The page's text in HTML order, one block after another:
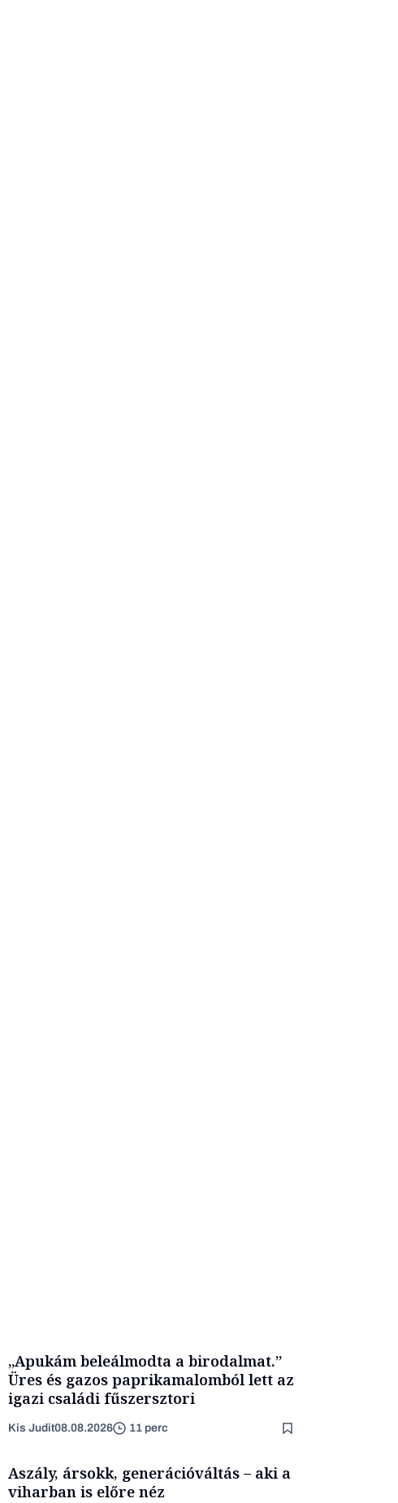
„Apukám beleálmodta a birodalmat.”
Üres és gazos paprikamalomból lett az
igazi családi fűszersztori
Kis Judit08.08.2026 11 perc
Aszály, ársokk, generációváltás – aki a
viharban is előre néz